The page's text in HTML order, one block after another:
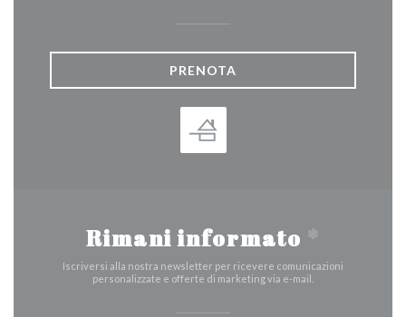
PRENOTA
Rimani informato *
Iscriversi alla nostra newsletter per ricevere comunicazioni
personalizzate e offerte di marketing via e-mail.